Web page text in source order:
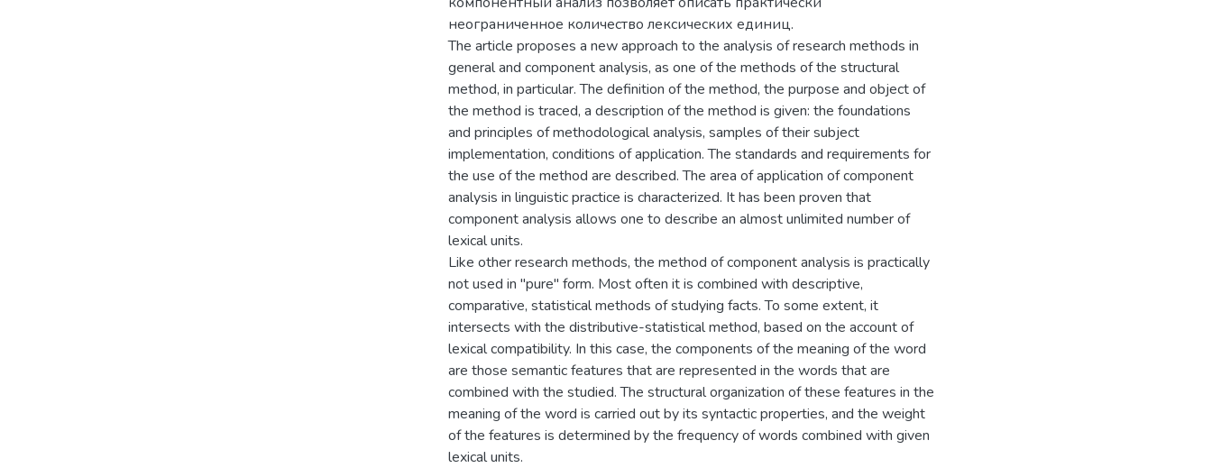
неограниченное количество лексических единиц.
The article proposes a new approach to the analysis of research methods in
general and component analysis, as one of the methods of the structural
method, in particular. The definition of the method, the purpose and object of
the method is traced, a description of the method is given: the foundations
and principles of methodological analysis, samples of their subject
implementation, conditions of application. The standards and requirements for
the use of the method are described. The area of application of component
analysis in linguistic practice is characterized. It has been proven that
component analysis allows one to describe an almost unlimited number of
lexical units.
Like other research methods, the method of component analysis is practically
not used in "pure" form. Most often it is combined with descriptive,
comparative, statistical methods of studying facts. To some extent, it
intersects with the distributive-statistical method, based on the account of
lexical compatibility. In this case, the components of the meaning of the word
are those semantic features that are represented in the words that are
combined with the studied. The structural organization of these features in the
meaning of the word is carried out by its syntactic properties, and the weight
of the features is determined by the frequency of words combined with given
lexical units.